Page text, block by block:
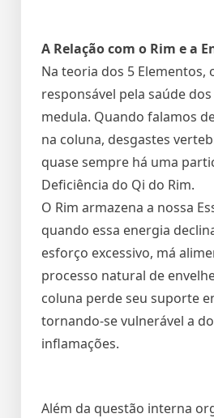
A Relação com o Rim e a
Na teoria dos 5 Elementos,
responsável pela saúde
medula. Quando falamos
na coluna, desgastes
quase sempre há uma
Deficiência do Qi do Rim.
O Rim armazena a nossa
quando essa energia
esforço excessivo, má
processo natural de
coluna perde seu suporte
tornando-se vulnerável a
inflamações.
Além da questão interna